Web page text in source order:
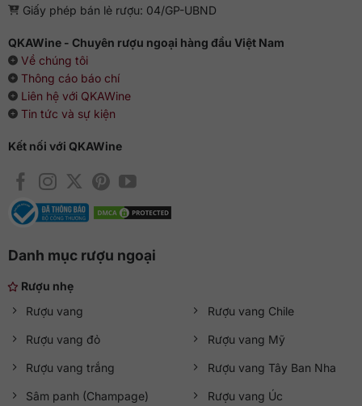
Giấy phép bán lẻ rượu: 04/GP-UBND
QKAWine - Chuyên rượu ngoại hàng đầu Việt Nam
Về chúng tôi
Thông cáo báo chí
Liên hệ với QKAWine
Tin tức và sự kiện
Kết nối với QKAWine
Danh mục rượu ngoại
Rượu nhẹ
Rượu vang
Rượu vang đỏ
Rượu vang trắng
Sâm panh (Champage)
Rượu vang Chile
Rượu vang Mỹ
Rượu vang Tây Ban Nha
Rượu vang Úc